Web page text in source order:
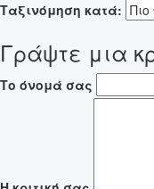
Ταξινόμηση κατά:
Γράψτε μια
Το όνομά σας